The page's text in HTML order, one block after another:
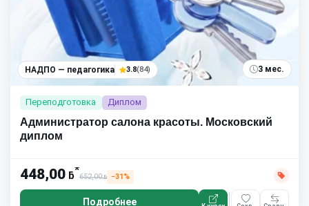
НАДПО — педагогика 3.8(84) 3 мес.
Переподготовка Диплом
Администратор салона красоты. Московский
диплом
448,00 ƃ*
652,00ƃ −31%
Подробнее